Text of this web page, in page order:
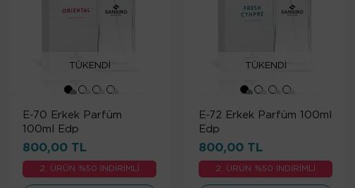
TÜKENDI
E-70 Erkek Parfüm
100ml Edp
800,00 TL
2. ÜRÜN %50 İNDİRİMLİ
TÜKENDI
E-72 Erkek Parfüm 100ml
Edp
800,00 TL
2. ÜRÜN %50 İNDİRİMLİ